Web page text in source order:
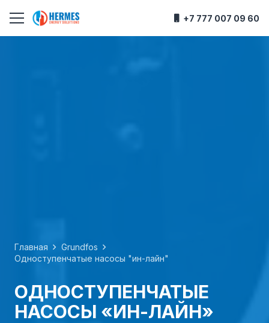
+7 777 007 09 60
Главная
Grundfos
Одноступенчатые насосы "ин-лайн"
ОДНОСТУПЕНЧАТЫЕ
НАСОСЫ «ИН-ЛАЙН»